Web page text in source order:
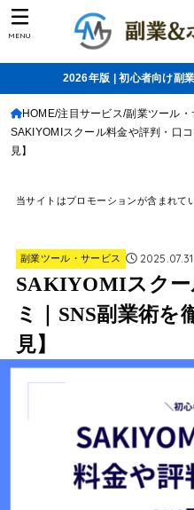
MENU
2026年版 | 初心者向け副
HOME 注目サービス 副業ツール・
SAKIYOMIスクール料金や評判・口
見】
当サイトはプロモーションが含まれて
副業ツール・サービス 2025.07.31
SAKIYOMIスクー
ミ｜SNS副業術を
見】